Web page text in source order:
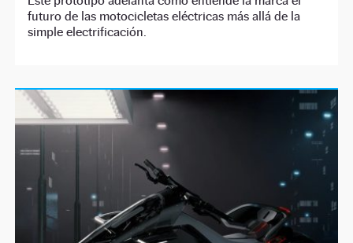
futuro de las motocicletas eléctricas más allá de la
simple electrificación.